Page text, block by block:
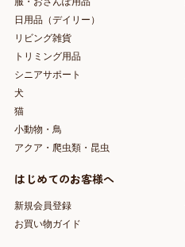
日用品（デイリー）
リビング雑貨
トリミング用品
シニアサポート
犬
猫
小動物・鳥
アクア・爬虫類・昆虫
はじめてのお客様へ
新規会員登録
お買い物ガイド